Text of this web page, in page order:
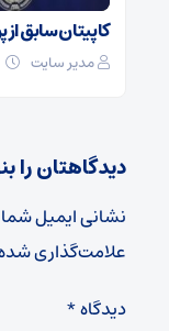
کاپیتان سابق
مدیر سایت
دیدگاهتان را
نشانی ایمیل
علامت‌گذاری
دیدگاه*